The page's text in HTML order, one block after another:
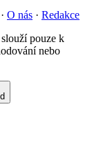
· O nás · Redakce
pouze k
nebo